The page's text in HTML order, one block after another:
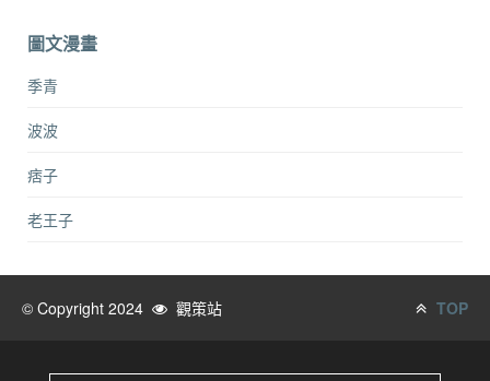
圖文漫畫
季青
波波
痞子
老王子
© Copyright 2024 觀策站 TOP